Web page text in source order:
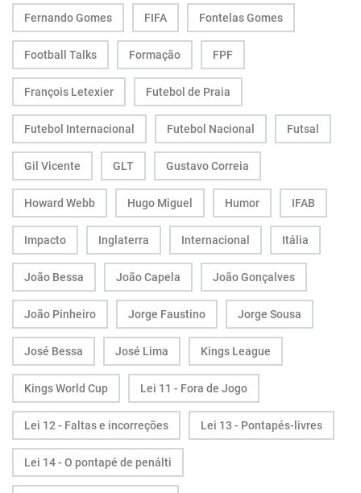
Fernando Gomes FIFA Fontelas Gomes
Football Talks Formação FPF
François Letexier Futebol de Praia
Futebol Internacional Futebol Nacional Futsal
Gil Vicente GLT Gustavo Correia
Howard Webb Hugo Miguel Humor IFAB
Impacto Inglaterra Internacional Itália
João Bessa João Capela João Gonçalves
João Pinheiro Jorge Faustino Jorge Sousa
José Bessa José Lima Kings League
Kings World Cup Lei 11 - Fora de Jogo
Lei 12 - Faltas e incorreções Lei 13 - Pontapés-livres
Lei 14 - O pontapé de penálti